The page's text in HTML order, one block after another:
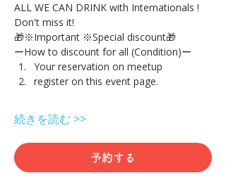
ALL WE CAN DRINK with Internationals !
Don't miss it!
🎁※Important ※Special discount🎁
ーHow to discount for all (Condition)ー
Your reservation on meetup
register on this event page.
続きを読む >>
予約する